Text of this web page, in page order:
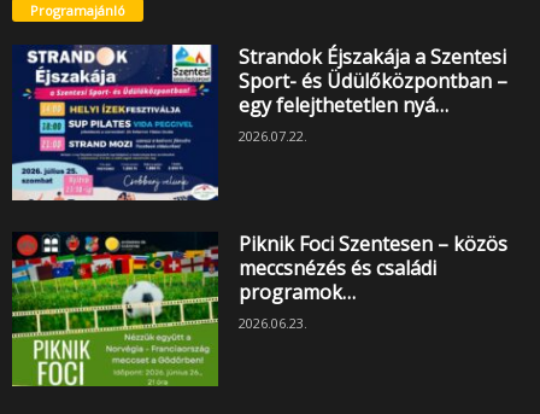
Programajánló
Strandok Éjszakája a Szentesi
Sport- és Üdülőközpontban –
egy felejthetetlen nyá…
2026.07.22.
Piknik Foci Szentesen – közös
meccsnézés és családi
programok…
2026.06.23.